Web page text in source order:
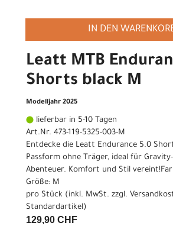
IN DEN
Leatt MTB
Shorts black M
Modelljahr 2025
lieferbar in 5-10 Tagen
Art.Nr. 473-119-5325-003-M
Entdecke die Leatt Endurance 5.0
Passform ohne Träger, ideal für
Abenteuer. Komfort und Stil
Größe: M
pro Stück (inkl. MwSt. zzgl.
Standardartikel)
129,90 CHF